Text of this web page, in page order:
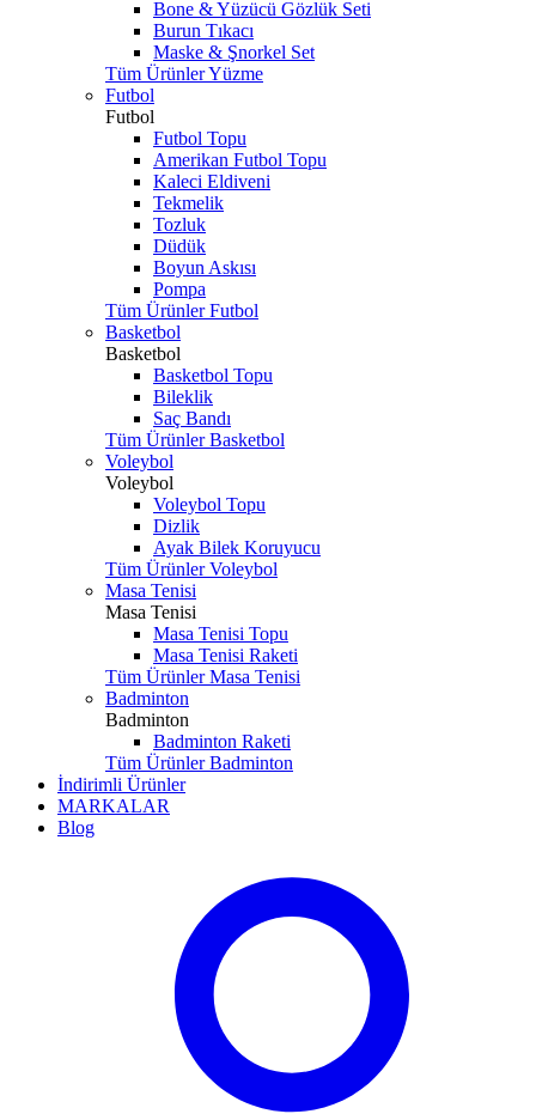
Bone & Yüzücü Gözlük Seti
Burun Tıkacı
Maske & Şnorkel Set
Tüm Ürünler Yüzme
Futbol
Futbol
Futbol Topu
Amerikan Futbol Topu
Kaleci Eldiveni
Tekmelik
Tozluk
Düdük
Boyun Askısı
Pompa
Tüm Ürünler Futbol
Basketbol
Basketbol
Basketbol Topu
Bileklik
Saç Bandı
Tüm Ürünler Basketbol
Voleybol
Voleybol
Voleybol Topu
Dizlik
Ayak Bilek Koruyucu
Tüm Ürünler Voleybol
Masa Tenisi
Masa Tenisi
Masa Tenisi Topu
Masa Tenisi Raketi
Tüm Ürünler Masa Tenisi
Badminton
Badminton
Badminton Raketi
Tüm Ürünler Badminton
İndirimli Ürünler
MARKALAR
Blog